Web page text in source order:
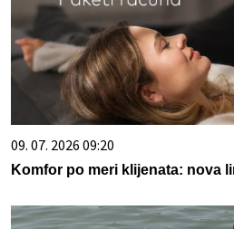
09. 07. 2026 09:20
Komfor po meri klijenata: nova